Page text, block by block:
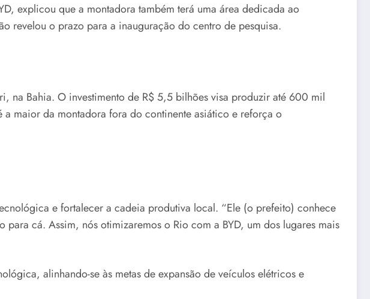
explicou que a montadora também terá uma área dedicada ao
revelou o prazo para a inauguração do centro de pesquisa.
na Bahia. O investimento de R$ 5,5 bilhões visa produzir até 600 mil
maior da montadora fora do continente asiático e reforça o
e fortalecer a cadeia produtiva local. “Ele (o prefeito) conhece
para cá. Assim, nós otimizaremos o Rio com a BYD, um dos lugares mais
alinhando-se às metas de expansão de veículos elétricos e